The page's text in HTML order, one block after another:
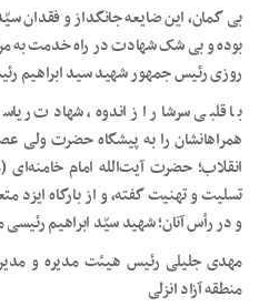
بی گمان، این ضایعه جانگداز و فقدان
بوده و بی شک شهادت در راه خدمت به
روزی رئیس جمهور شهید سید ابراهیم
با قلبی سرشار از اندوه، شهادت
همراهانشان را به پیشگاه حضرت ولی
انقلاب؛ حضرت آیت‌الله امام
تسلیت و تهنیت گفته، و از بارگاه
و در رأس آنان؛ شهید سیّد ابراهیم
مهدی جلیلی رئیس هیئت مدیره و
منطقه آزاد انزلی